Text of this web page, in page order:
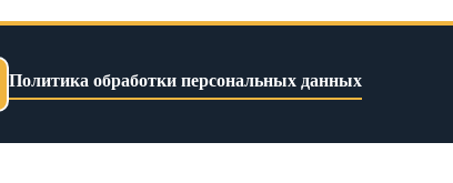
Политика обработки персональных данных